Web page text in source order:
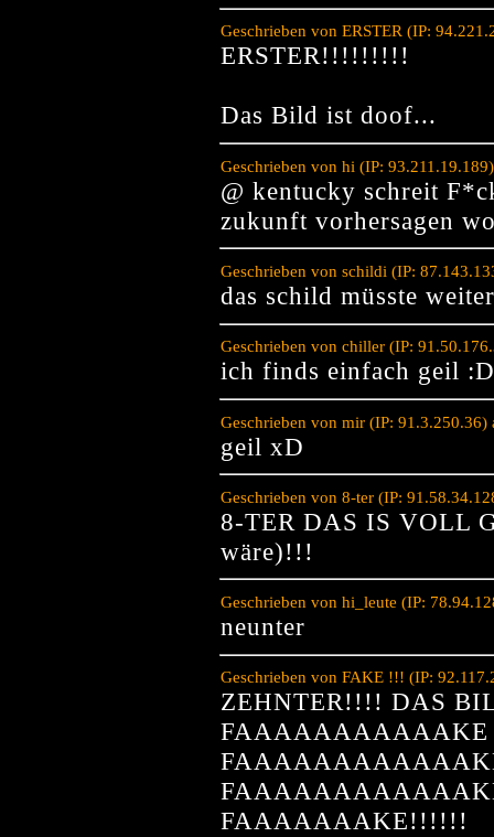
Geschrieben von ERSTER (IP:
ERSTER!!!!!!!!!
Das Bild ist doof...
Geschrieben von hi (IP:
@ kentucky schreit
zukunft vorhersagen
Geschrieben von schildi (IP:
das schild müsste
Geschrieben von chiller (IP:
ich finds einfach geil :D
Geschrieben von mir (IP:
geil xD
Geschrieben von 8-ter (IP:
8-TER DAS IS VOLL
wäre)!!!
Geschrieben von hi_leute (IP:
neunter
Geschrieben von FAKE !!! (IP:
ZEHNTER!!!! DAS
FAAAAAAAKE!!!!!!